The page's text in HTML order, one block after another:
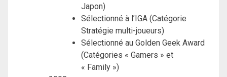
Japon)
Sélectionné à l’IGA (Catégorie
Stratégie multi-joueurs)
Sélectionné au Golden Geek Award
(Catégories « Gamers » et
« Family »)